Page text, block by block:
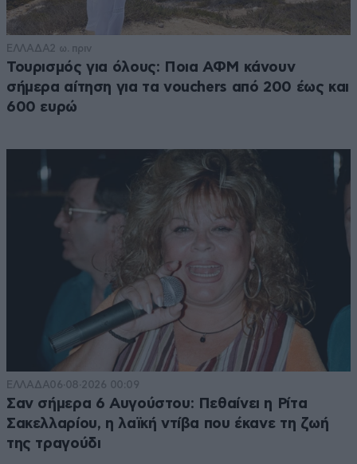
ΕΛΛΑΔΑ2 ω. πριν
Τουρισμός για όλους: Ποια ΑΦΜ κάνουν
σήμερα αίτηση για τα vouchers από 200 έως και
600 ευρώ
ΕΛΛΑΔΑ06·08·2026 00:09
Σαν σήμερα 6 Αυγούστου: Πεθαίνει η Ρίτα
Σακελλαρίου, η λαϊκή ντίβα που έκανε τη ζωή
της τραγούδι